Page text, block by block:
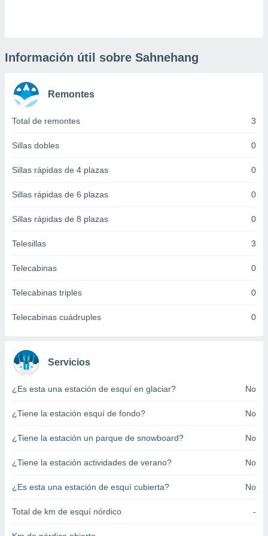
únicos
similares
como
de
en
a lo que
su
en
en
de
o acceder
perfiles
Información útil sobre Sahnehang
Remontes
Total de remontes 3
Sillas dobles 0
Sillas rápidas de 4 plazas 0
Sillas rápidas de 6 plazas 0
Sillas rápidas de 8 plazas 0
Telesillas 3
Telecabinas 0
Telecabinas triples 0
Telecabinas cuádruples 0
Servicios
¿Es esta una estación de esquí en glaciar? No
¿Tiene la estación esquí de fondo? No
¿Tiene la estación un parque de snowboard? No
¿Tiene la estación actividades de verano? No
¿Es esta una estación de esquí cubierta? No
Total de km de esquí nórdico -